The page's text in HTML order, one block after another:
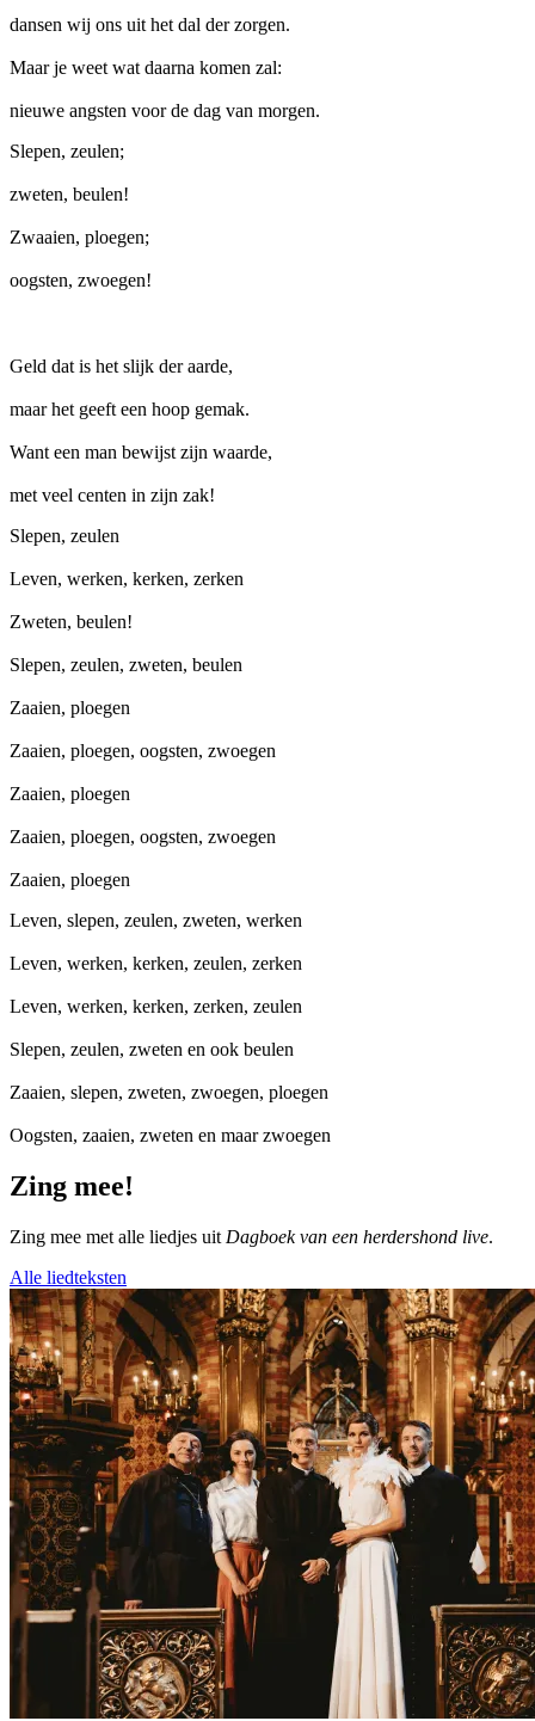
dansen wij ons uit het dal der zorgen.
Maar je weet wat daarna komen zal:
nieuwe angsten voor de dag van morgen.
Slepen, zeulen;
zweten, beulen!
Zwaaien, ploegen;
oogsten, zwoegen!
Geld dat is het slijk der aarde,
maar het geeft een hoop gemak.
Want een man bewijst zijn waarde,
met veel centen in zijn zak!
Slepen, zeulen
Leven, werken, kerken, zerken
Zweten, beulen!
Slepen, zeulen, zweten, beulen
Zaaien, ploegen
Zaaien, ploegen, oogsten, zwoegen
Zaaien, ploegen
Zaaien, ploegen, oogsten, zwoegen
Zaaien, ploegen
Leven, slepen, zeulen, zweten, werken
Leven, werken, kerken, zeulen, zerken
Leven, werken, kerken, zerken, zeulen
Slepen, zeulen, zweten en ook beulen
Zaaien, slepen, zweten, zwoegen, ploegen
Oogsten, zaaien, zweten en maar zwoegen
Zing mee!
Zing mee met alle liedjes uit Dagboek van een herdershond live.
Alle liedteksten